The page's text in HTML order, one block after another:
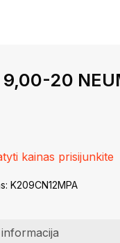
20
kainas prisijunkite
K209CN12MPA